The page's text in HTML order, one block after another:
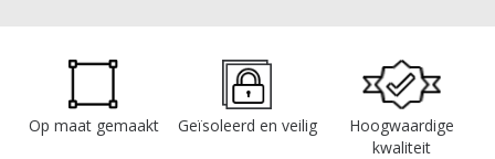
Op maat gemaakt Geïsoleerd en veilig
Hoogwaardige
kwaliteit